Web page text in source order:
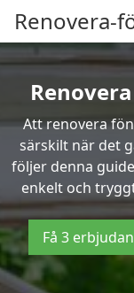
Renovera-
Att renovera
särskilt när det
följer denna
enkelt och
Få 3